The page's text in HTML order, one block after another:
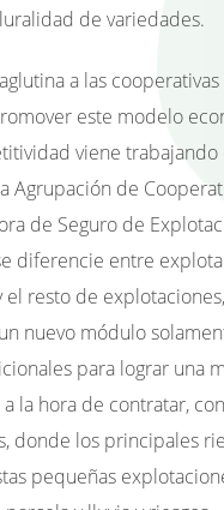
de variedades.
a las cooperativas
este modelo
viene trabajando
Agrupación de
de Seguro de
diferencie entre
resto de
nuevo módulo
para lograr una
la hora de contratar, con
donde los principales
pequeñas